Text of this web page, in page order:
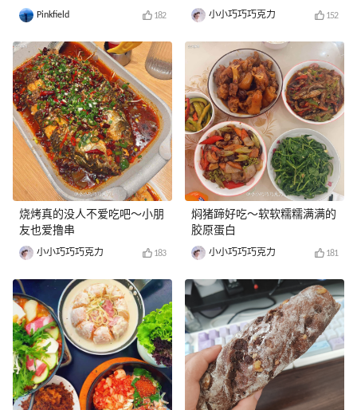
Pinkfield 182
烧烤真的没人不爱吃吧～小朋
友也爱撸串
小小巧巧巧克力 183
小小巧巧巧克力 152
焖猪蹄好吃～软软糯糯满满的
胶原蛋白
小小巧巧巧克力 181